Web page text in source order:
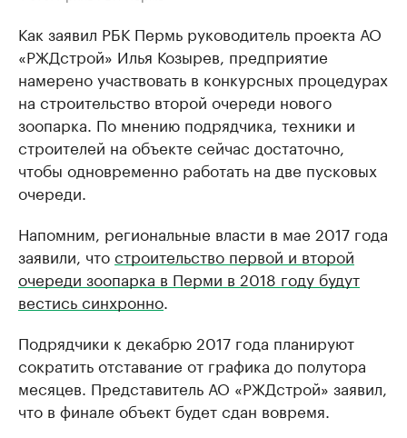
Как заявил РБК Пермь руководитель проекта АО
«РЖДстрой» Илья Козырев, предприятие
намерено участвовать в конкурсных процедурах
на строительство второй очереди нового
зоопарка. По мнению подрядчика, техники и
строителей на объекте сейчас достаточно,
чтобы одновременно работать на две пусковых
очереди.
Напомним, региональные власти в мае 2017 года
заявили, чтостроительство первой и второй
очереди зоопарка в Перми в 2018 году будут
вестись синхронно
Подрядчики к декабрю 2017 года планируют
сократить отставание от графика до полутора
месяцев. Представитель АО «РЖДстрой» заявил,
что в финале объект будет сдан вовремя.